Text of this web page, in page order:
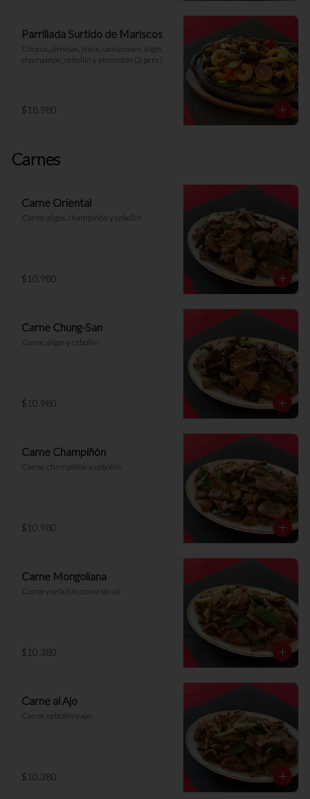
Parrillada Surtido de Mariscos
Choros, almejas, jibias, camarones, algas,
champiñón, cebollín y pimentón (2 pers.)
$18.980
Carnes
Carne Oriental
Carne, algas, champiñón y cebollín
$10.980
Carne Chung-San
Carne, algas y cebollín
$10.980
Carne Champiñón
Carne, champiñón y cebollín
$10.980
Carne Mongoliana
Carne y cebollín, con o sin ají
$10.380
Carne al Ajo
Carne, cebollín y ajo
$10.380